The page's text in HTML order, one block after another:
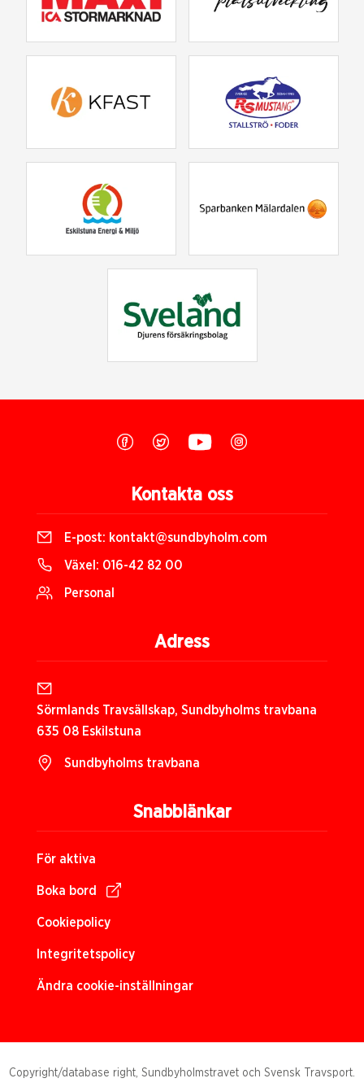
Snabblänkar
För aktiva
Boka bord
Cookiepolicy
Integritetspolicy
Ändra cookie-inställningar
Kontakta oss
E-post: kontakt@sundbyholm.com
Växel: 016-42 82 00
Personal
Adress
Sörmlands Travsällskap, Sundbyholms travbana
635 08 Eskilstuna
Sundbyholms travbana
Copyright/database right, Sundbyholmstravet och Svensk Travsport.